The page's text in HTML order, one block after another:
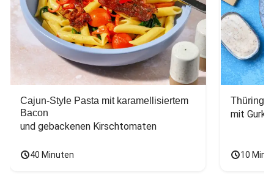
Cajun-Style Pasta mit karamellisiertem
Bacon
und gebackenen Kirschtomaten
40 Minuten
mit
10